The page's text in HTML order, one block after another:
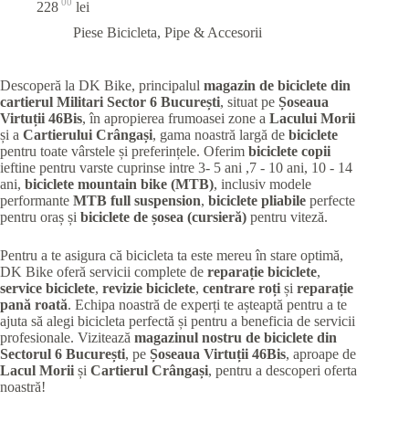
228
lei
Piese Bicicleta, Pipe & Accesorii
Descoperă la DK Bike, principalul magazin de biciclete din
cartierul Militari Sector 6 București, situat pe Șoseaua
Virtuții 46Bis, în apropierea frumoasei zone a Lacului Morii
și a Cartierului Crângași, gama noastră largă de biciclete
pentru toate vârstele și preferințele. Oferim biciclete copii
ieftine pentru varste cuprinse intre 3- 5 ani ,7 - 10 ani, 10 - 14
ani, biciclete mountain bike (MTB), inclusiv modele
performante MTB full suspension, biciclete pliabile perfecte
pentru oraș și biciclete de șosea (cursieră) pentru viteză.
Pentru a te asigura că bicicleta ta este mereu în stare optimă,
DK Bike oferă servicii complete de reparație biciclete,
service biciclete, revizie biciclete, centrare roți și reparație
pană roată. Echipa noastră de experți te așteaptă pentru a te
ajuta să alegi bicicleta perfectă și pentru a beneficia de servicii
profesionale. Vizitează magazinul nostru de biciclete din
Sectorul 6 București, pe Șoseaua Virtuții 46Bis, aproape de
Lacul Morii și Cartierul Crângași, pentru a descoperi oferta
noastră!